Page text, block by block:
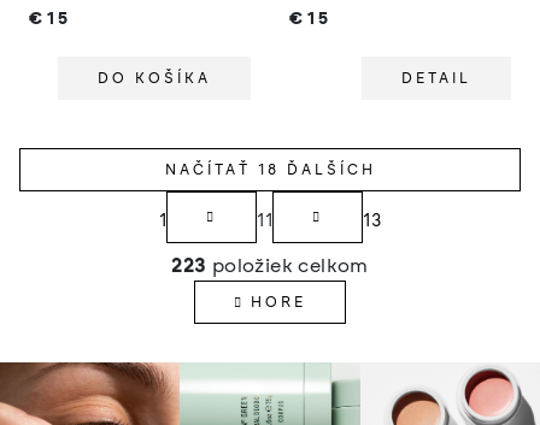
€15
DO KOŠÍKA
€15
DETAIL
O
v
l
d
NAČÍTAŤ 18 ĎALŠÍCH
S
t
r
á
n
k
o
1 11 13
223 položiek celkom
HORE